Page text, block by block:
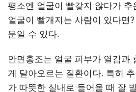
평소엔 얼굴이 빨갛지 않다가
얼굴이 빨개지는 사람이 있다면
문일 수 있다.
안면홍조는 얼굴 피부가 열감과
게 달아오르는 질환이다. 특히
가 따뜻한 실내로 들어올 때 잘